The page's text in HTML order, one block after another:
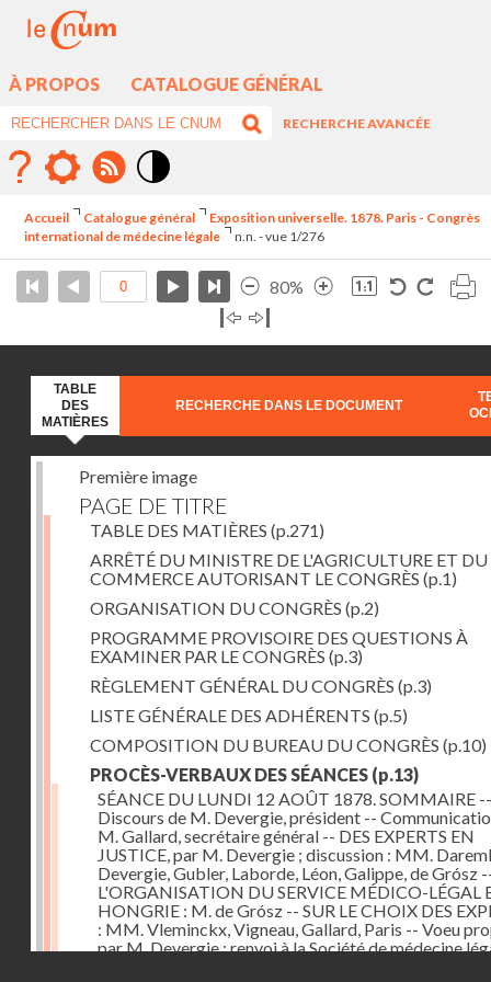
À PROPOS CATALOGUE GÉNÉRAL
RECHERCHE AVANCÉE
élévé
Accueil Catalogue général
Exposition universelle. 1878. Paris - Congrès
international de médecine légale
n.n. - vue 1/276
80%
TABLE
DES
MATIÈRES
RECHERCHE DANS LE DOCUMENT
Première image
PAGE DE TITRE
TABLE DES MATIÈRES (p.271)
ARRÊTÉ DU MINISTRE DE L'AGRICULTURE ET DU
COMMERCE AUTORISANT LE CONGRÈS (p.1)
ORGANISATION DU CONGRÈS (p.2)
PROGRAMME PROVISOIRE DES QUESTIONS À
EXAMINER PAR LE CONGRÈS (p.3)
RÈGLEMENT GÉNÉRAL DU CONGRÈS (p.3)
LISTE GÉNÉRALE DES ADHÉRENTS (p.5)
COMPOSITION DU BUREAU DU CONGRÈS (p.10)
PROCÈS-VERBAUX DES SÉANCES (p.13)
SÉANCE DU LUNDI 12 AOÛT 1878. SOMMAIRE --
Discours de M. Devergie, président --
M. Gallard, secrétaire général -- DES EXPERTS EN
JUSTICE, par M. Devergie ; discussion : MM.
Devergie, Gubler, Laborde, Léon, Galippe, de Grósz
L'ORGANISATION DU SERVICE MÉDICO-LÉGAL
HONGRIE : M. de Grósz -- SUR LE CHOIX DES
: MM. Vleminckx, Vigneau, Gallard, Paris -- Voeu
par M. Devergie ; renvoi à la Société de médecine